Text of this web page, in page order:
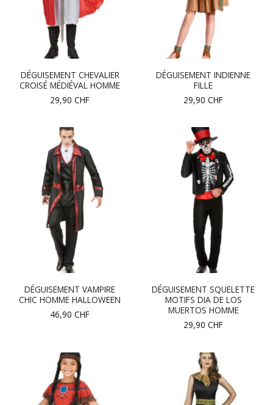
DÉGUISEMENT CHEVALIER
CROISÉ MÉDIÉVAL HOMME
29,90 CHF
DÉGUISEMENT INDIENNE
FILLE
29,90 CHF
DÉGUISEMENT VAMPIRE
CHIC HOMME HALLOWEEN
46,90 CHF
DÉGUISEMENT SQUELETTE
MOTIFS DIA DE LOS
MUERTOS HOMME
29,90 CHF